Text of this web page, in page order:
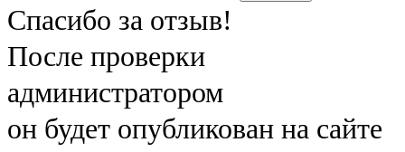
Спасибо за отзыв!
После проверки
администратором
он будет опубликован на сайте